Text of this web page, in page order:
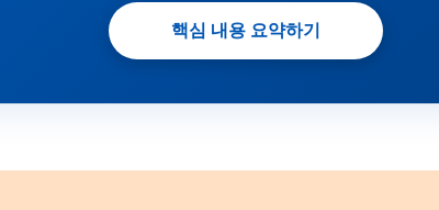
핵심 내용 요약하기